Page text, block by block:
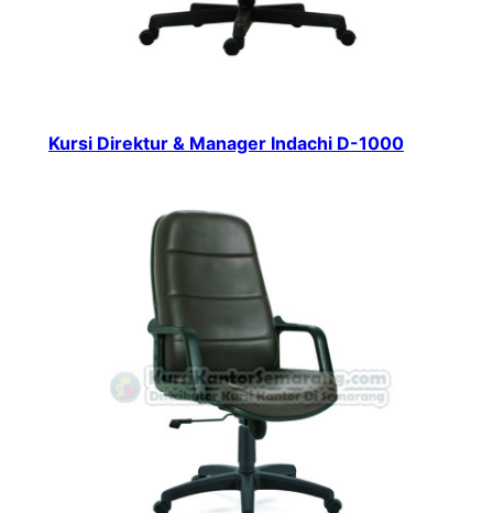
Kursi Direktur & Manager Indachi D-1000